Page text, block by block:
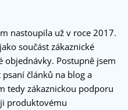
nastoupila už v roce 2017.
součást zákaznické
objednávky. Postupně jsem
psaní článků na blog a
tedy zákaznickou podporu
produktovému